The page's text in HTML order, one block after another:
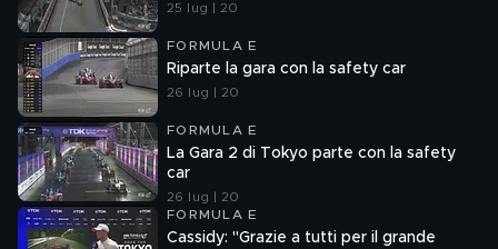
25 lug | 20
FORMULA E
Riparte la gara con la safety car
26 lug | 20
FORMULA E
La Gara 2 di Tokyo parte con la safety
car
26 lug | 20
FORMULA E
Cassidy: "Grazie a tutti per il grande